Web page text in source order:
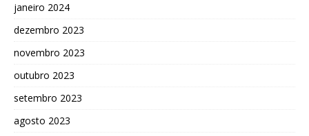
janeiro 2024
dezembro 2023
novembro 2023
outubro 2023
setembro 2023
agosto 2023